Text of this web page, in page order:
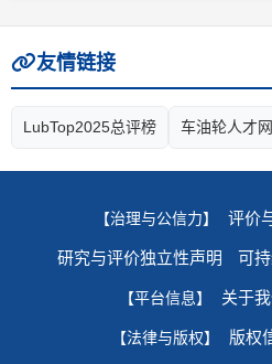
友情链接
LubTop2025总评榜 车油轮人才网
【治理与公信力】 评价
研究与评价独立性声明 可
【平台信息】 关于
【法律与版权】 版权